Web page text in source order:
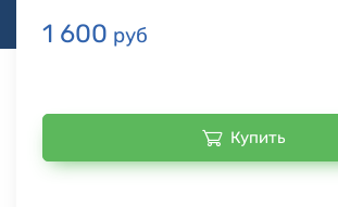
1 600 руб
Купить